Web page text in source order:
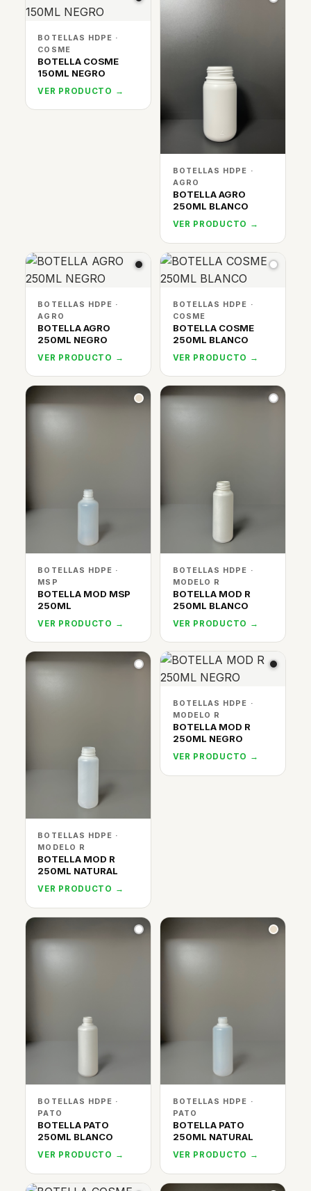
BOTELLAS HDPE ·
COSME
BOTELLA COSME
150ML NEGRO
VER PRODUCTO →
BOTELLAS HDPE ·
AGRO
BOTELLA AGRO
250ML BLANCO
VER PRODUCTO →
BOTELLAS HDPE ·
AGRO
BOTELLA AGRO
250ML NEGRO
VER PRODUCTO →
BOTELLAS HDPE ·
COSME
BOTELLA COSME
250ML BLANCO
VER PRODUCTO →
BOTELLAS HDPE ·
MSP
BOTELLA MOD MSP
250ML
VER PRODUCTO →
BOTELLAS HDPE ·
MODELO R
BOTELLA MOD R
250ML BLANCO
VER PRODUCTO →
BOTELLAS HDPE ·
MODELO R
BOTELLA MOD R
250ML NATURAL
VER PRODUCTO →
BOTELLAS HDPE ·
MODELO R
BOTELLA MOD R
250ML NEGRO
VER PRODUCTO →
BOTELLAS HDPE ·
PATO
BOTELLA PATO
250ML BLANCO
VER PRODUCTO →
BOTELLAS HDPE ·
PATO
BOTELLA PATO
250ML NATURAL
VER PRODUCTO →